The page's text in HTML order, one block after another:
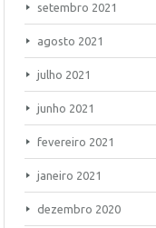
setembro 2021
agosto 2021
julho 2021
junho 2021
fevereiro 2021
janeiro 2021
dezembro 2020